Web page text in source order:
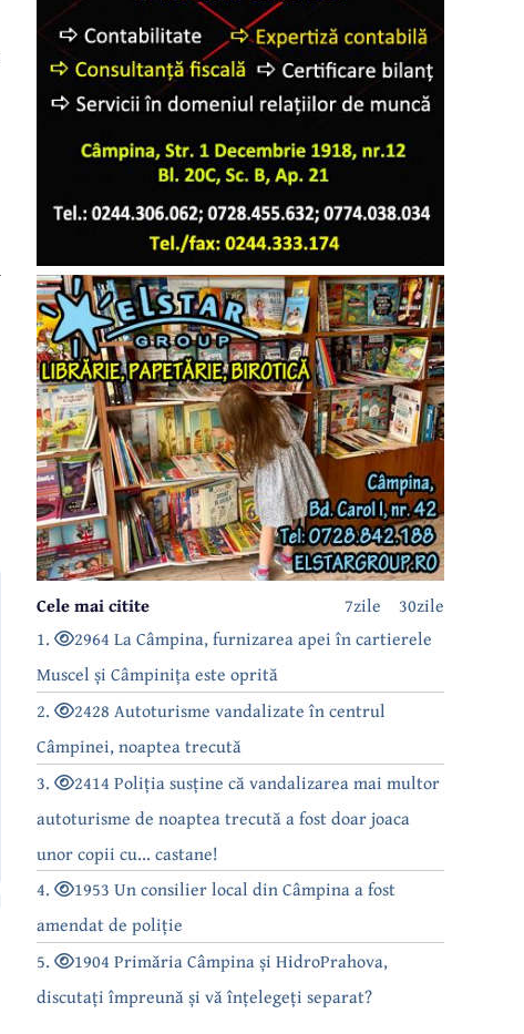
30zile
7zile
Cele mai citite
1.
2964 La Câmpina, furnizarea apei în cartierele
Muscel și Câmpinița este oprită
2.
2428 Autoturisme vandalizate în centrul
Câmpinei, noaptea trecută
3.
2414 Poliția susține că vandalizarea mai multor
autoturisme de noaptea trecută a fost doar joaca
unor copii cu... castane!
4.
1953 Un consilier local din Câmpina a fost
amendat de poliție
5.
1904 Primăria Câmpina și HidroPrahova,
discutați împreună și vă înțelegeți separat?